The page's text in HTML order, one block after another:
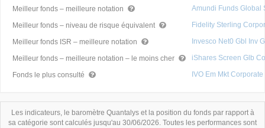
Meilleur fonds – meilleure notation
Amundi Funds Global
Meilleur fonds – niveau de risque équivalent Fidelity Sterling
Meilleur fonds ISR – meilleure notation Invesco Net0 Gbl Inv
Meilleur fonds – meilleure notation – le moins cher iShares Screen Glb
Fonds le plus consulté IVO Em Mkt
Les indicateurs, le baromètre Quantalys et la position du fonds par rapport à
sa catégorie sont calculés jusqu'au 30/06/2026. Toutes les performances sont